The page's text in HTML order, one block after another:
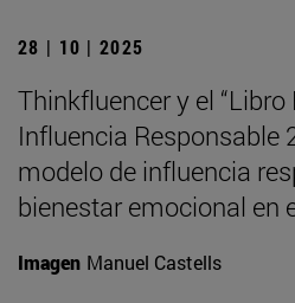
28 | 10 | 2025
Thinkfluencer y el “Libro
Influencia Responsable
modelo de influencia
bienestar emocional en
Imagen Manuel Castells